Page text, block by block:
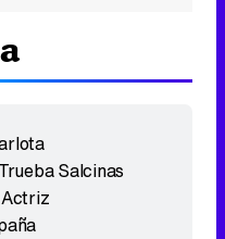
Trueba Salcinas
Actriz